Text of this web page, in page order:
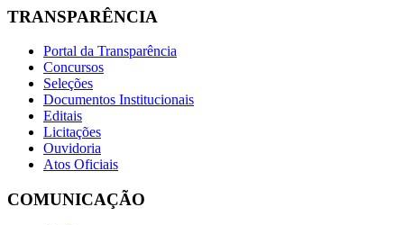
TRANSPARÊNCIA
Portal da Transparência
Concursos
Seleções
Documentos Institucionais
Editais
Licitações
Ouvidoria
Atos Oficiais
COMUNICAÇÃO